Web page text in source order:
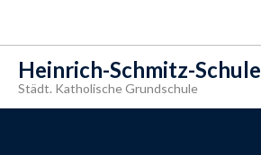
Heinrich-Schmitz-Schule
Städt. Katholische Grundschule